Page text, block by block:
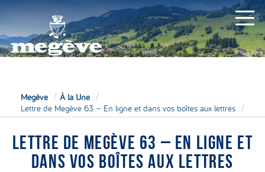
Megève
À la Une
Lettre de Megève 63 – En ligne et dans vos boîtes aux lettres
LETTRE DE MEGÈVE 63 – EN LIGNE ET
DANS VOS BOÎTES AUX LETTRES